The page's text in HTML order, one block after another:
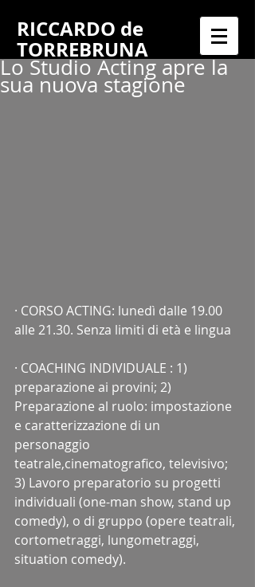
RICCARDO de
TORREBRUNA
Lo Studio Acting apre la
sua nuova stagione
· CORSO ACTING: lunedì dalle 19.00
alle 21.30. Senza limiti di età e lingua
· COACHING INDIVIDUALE : 1)
preparazione ai provini; 2)
Preparazione al ruolo: impostazione
e caratterizzazione di un
personaggio
teatrale,cinematografico, televisivo;
3) Lavoro preparatorio su progetti
individuali (one-man show, stand up
comedy), o di gruppo (opere teatrali,
cortometraggi, lungometraggi,
situation comedy).